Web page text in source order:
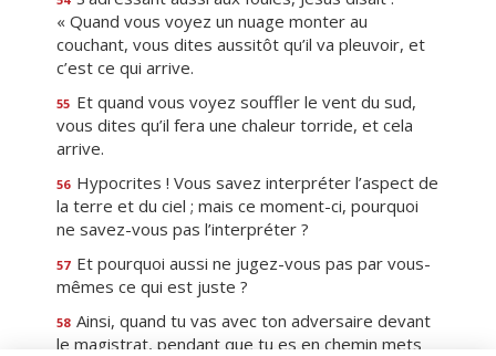
« Quand vous voyez un nuage monter au
couchant, vous dites aussitôt qu’il va pleuvoir, et
c’est ce qui arrive.
55 Et quand vous voyez souffler le vent du sud,
vous dites qu’il fera une chaleur torride, et cela
arrive.
56 Hypocrites ! Vous savez interpréter l’aspect de
la terre et du ciel ; mais ce moment-ci, pourquoi
ne savez-vous pas l’interpréter ?
57 Et pourquoi aussi ne jugez-vous pas par vous-
mêmes ce qui est juste ?
58 Ainsi, quand tu vas avec ton adversaire devant
le magistrat, pendant que tu es en chemin mets